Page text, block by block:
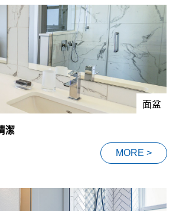
面盆
潔
MORE >